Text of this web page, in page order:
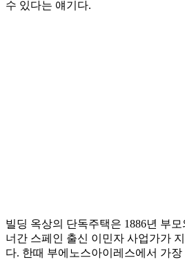
수 있다는 얘기다.
빌딩 옥상의 단독주택은 1886년 부
너간 스페인 출신 이민자 사업가가
다. 한때 부에노스아이레스에서 가